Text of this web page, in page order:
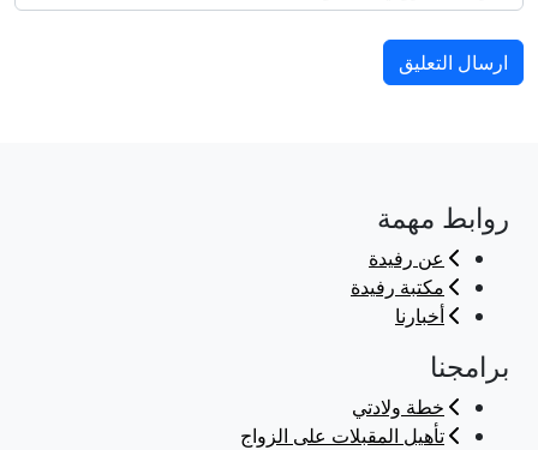
ارسال التعليق
روابط مهمة
عن رفيدة
مكتبة رفيدة
أخبارنا
برامجنا
خطة ولادتي
تأهيل المقبلات على الزواج